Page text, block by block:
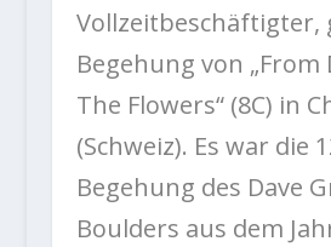
Vollzeitbeschäftigter,
Begehung von
The Flowers“ (8C) in
(Schweiz). Es war die
Begehung des Dave
Boulders aus dem